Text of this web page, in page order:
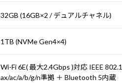
32GB (16GB×2 / デュアルチャネル)
1TB (NVMe Gen4×4)
Wi-Fi 6E( 最大2.4Gbps )対応 IEEE
ax/ac/a/b/g/n準拠 ＋ Bluetooth 5内蔵